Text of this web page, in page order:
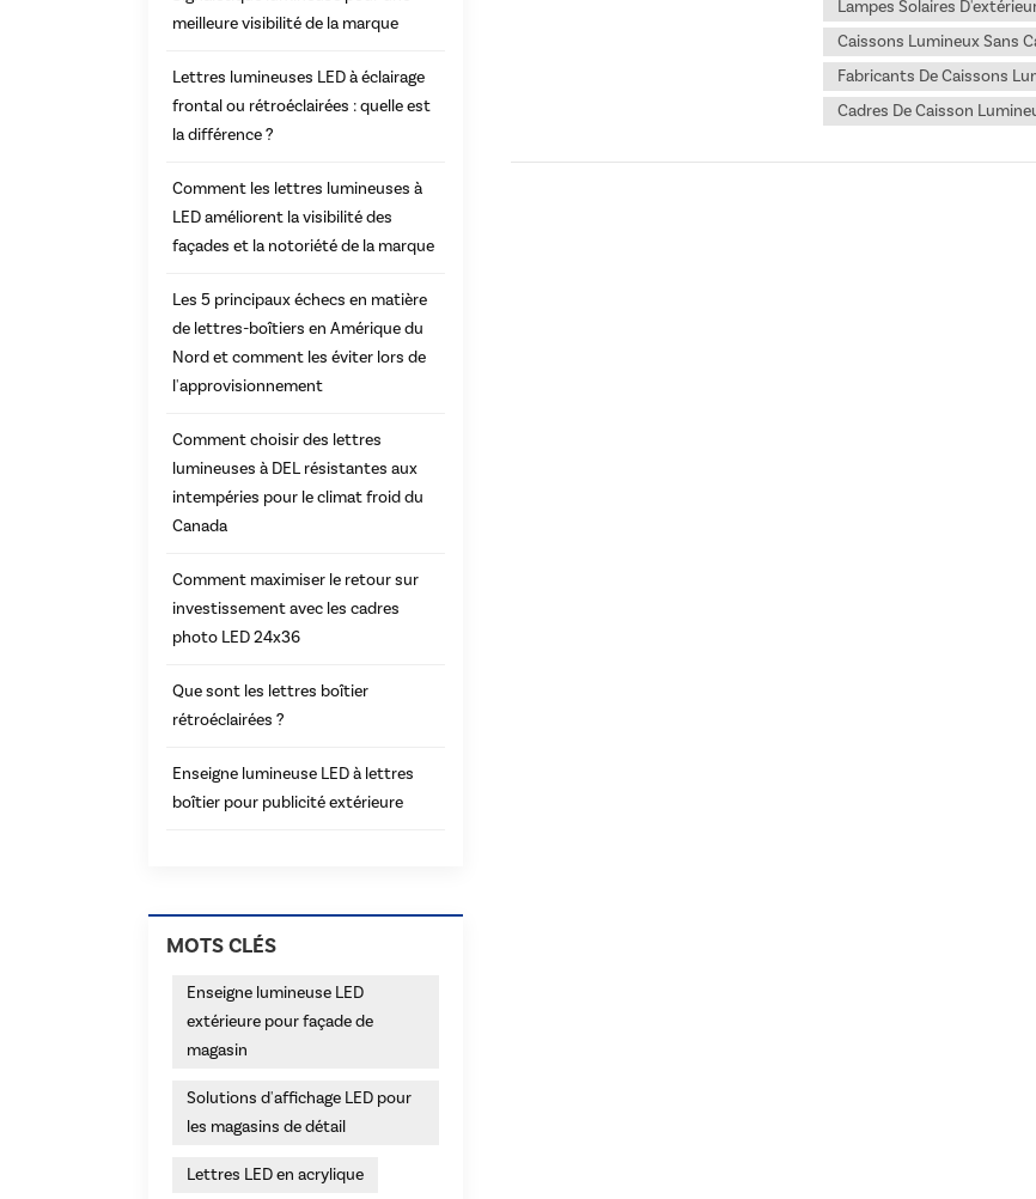
Lampes Solaires
Caissons Lumineux Sans
Fabricants De Caissons
Cadres De Caisson
meilleure visibilité de la marque
Lettres lumineuses LED à éclairage
frontal ou rétroéclairées : quelle est
la différence ?
Comment les lettres lumineuses à
LED améliorent la visibilité des
façades et la notoriété de la marque
Les 5 principaux échecs en matière
de lettres-boîtiers en Amérique du
Nord et comment les éviter lors de
l'approvisionnement
Comment choisir des lettres
lumineuses à DEL résistantes aux
intempéries pour le climat froid du
Canada
Comment maximiser le retour sur
investissement avec les cadres
photo LED 24x36
Que sont les lettres boîtier
rétroéclairées ?
Enseigne lumineuse LED à lettres
boîtier pour publicité extérieure
MOTS CLÉS
Enseigne lumineuse LED
extérieure pour façade de
magasin
Solutions d'affichage LED pour
les magasins de détail
Lettres LED en acrylique